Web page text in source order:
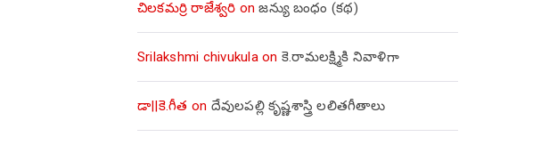
చిలకమర్రి రాజేశ్వరి onజన్యు బంధం (కథ)
Srilakshmi chivukulaon కె.రామలక్ష్మికి నివాళిగా
డా||కె.గీత on దేవులపల్లి కృష్ణశాస్త్రి లలితగీతాలు